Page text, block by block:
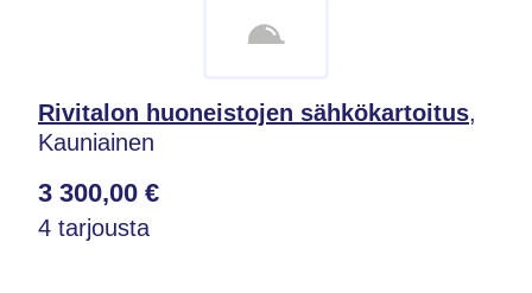
Rivitalon huoneistojen sähkökartoitus,
Kauniainen
3 300,00 €
4 tarjousta